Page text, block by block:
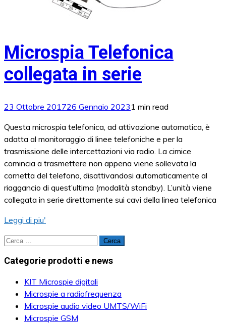
Microspia Telefonica
collegata in serie
23 Ottobre 201726 Gennaio 2023 1 min read
Questa microspia telefonica, ad attivazione automatica, è
adatta al monitoraggio di linee telefoniche e per la
trasmissione delle intercettazioni via radio. La cimice
comincia a trasmettere non appena viene sollevata la
cornetta del telefono, disattivandosi automaticamente al
riaggancio di quest’ultima (modalità standby). L’unità viene
collegata in serie direttamente sui cavi della linea telefonica
Leggi di piu'
Ricerca
Categorie prodotti e news
KIT Microspie digitali
Microspie a radiofrequenza
Microspie audio video UMTS/WiFi
Microspie GSM